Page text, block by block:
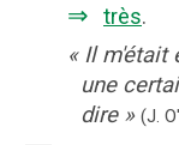
⇒ très.
« Il m'était
une
dire » (J.